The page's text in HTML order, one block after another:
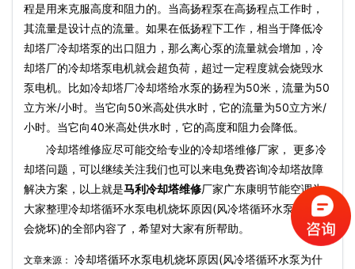
程是用来克服高度和阻力的。当高扬程泵在高扬程点工作时，
其流量是设计点的流量。如果在低扬程下工作，相当于降低冷
却塔厂冷却塔泵的出口阻力，那么离心泵的流量就会增加，冷
却塔厂的冷却塔泵电机就会超负荷，超过一定程度就会烧毁水
泵电机。比如冷却塔厂冷却塔给水泵的扬程为50米，流量为50
立方米/小时。当它向50米高处供水时，它的流量为50立方米/
小时。当它向40米高处供水时，它的高度和阻力会降低。
冷却塔维修应尽可能交给专业的冷却塔维修厂家， 更多冷
却塔问题，可以继续关注我们也可以来电免费咨询冷却塔故障
解决方案，以上就是马利冷却塔维修厂家广东康明节能空调为
大家整理冷却塔循环水泵电机烧坏原因(风冷塔循环水泵为什么
会烧坏)的全部内容了，希望对大家有所帮助。
文章来源： 冷却塔循环水泵电机烧坏原因(风冷塔循环水泵为什